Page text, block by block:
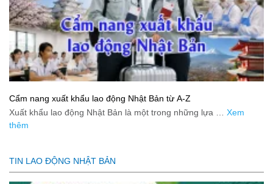
Cẩm nang xuất khẩu lao động Nhật Bản từ A-Z
Xuất khẩu lao động Nhật Bản là một trong những lựa … Xem
thêm
TIN LAO ĐỘNG NHẬT BẢN